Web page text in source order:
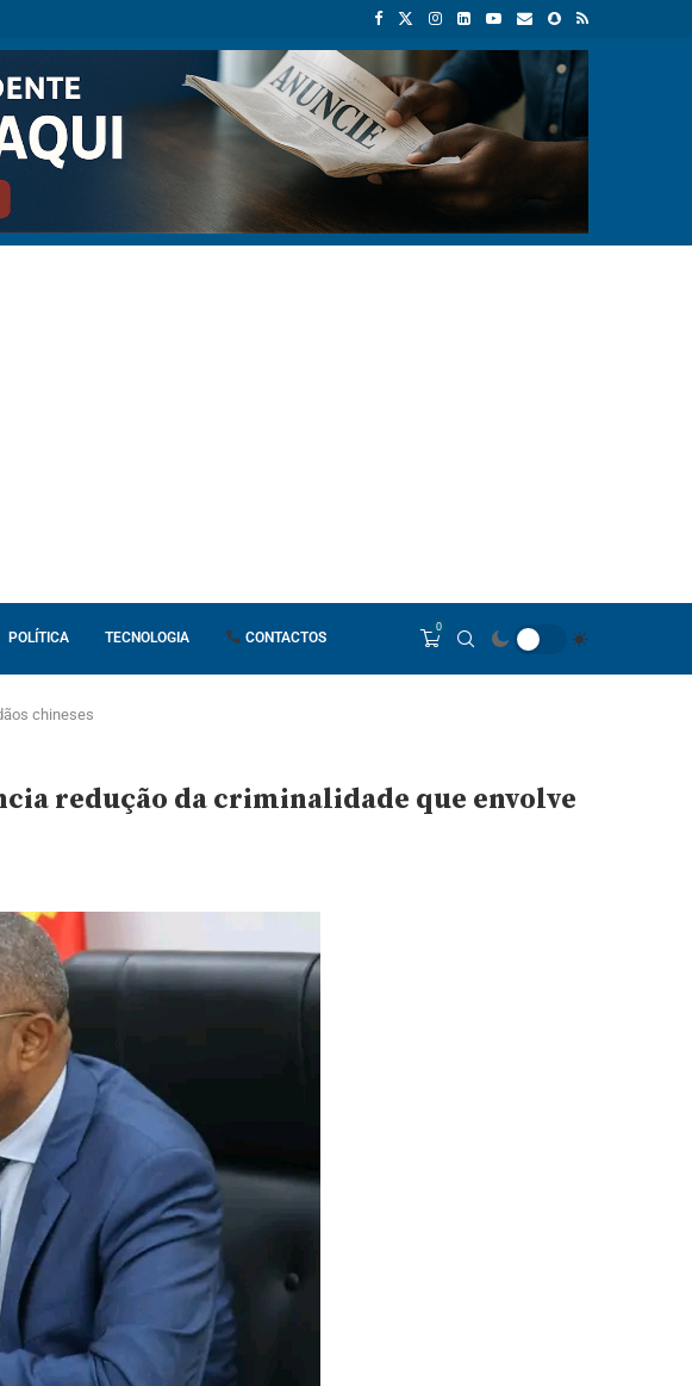
Empresas chinesas anunciam investimento de 150 milhões de dólares para
POLÍTICA TECNOLOGIA CONTACTOS
0
chineses
redução da criminalidade que envolve